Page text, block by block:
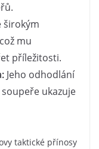
širokým
mu
příležitosti.
Jeho odhodlání
ukazuje
taktické přínosy